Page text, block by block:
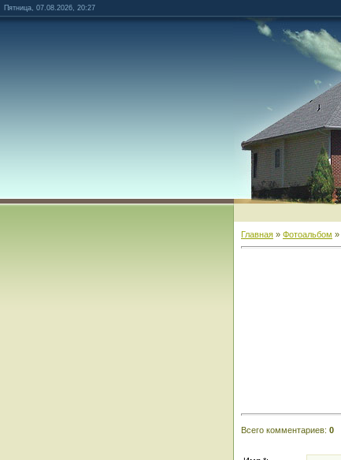
Пятница, 07.08.2026, 20:27
Главная » Фотоальбом »
Всего комментариев: 0